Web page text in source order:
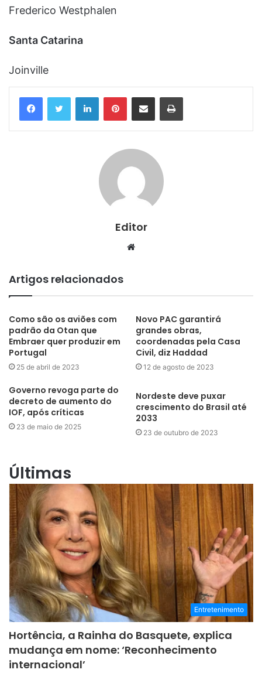
Frederico Westphalen
Santa Catarina
Joinville
LinkedinPinterestCompartilhar via e-mail Imprimir
Editor
Website
Artigos relacionados
Como são os aviões com
padrão da Otan que
Embraer quer produzir em
Portugal
25 de abril de 2023
Novo PAC garantirá
grandes obras,
coordenadas pela Casa
Civil, diz Haddad
12 de agosto de 2023
Governo revoga parte do
decreto de aumento do
IOF, após críticas
23 de maio de 2025
Nordeste deve puxar
crescimento do Brasil até
2033
23 de outubro de 2023
Últimas
Entretenimento
Hortência, a Rainha do Basquete, explica
mudança em nome: ‘Reconhecimento
internacional’